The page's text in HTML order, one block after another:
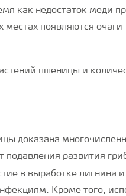
как недостаток меди
местах появляются очаги
доказана
развития
в выработке лигнина
Кроме того,